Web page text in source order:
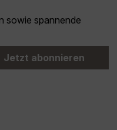
sowie spannende
Jetzt abonnieren